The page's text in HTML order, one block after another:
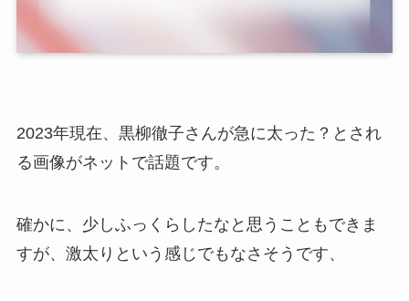
2023年現在、黒柳徹子さんが急に太った？とされ
る画像がネットで話題です。
確かに、少しふっくらしたなと思うこともできま
すが、激太りという感じでもなさそうです、